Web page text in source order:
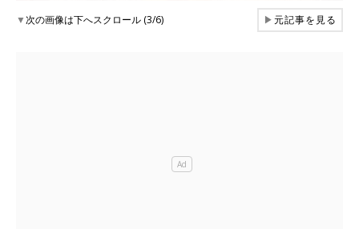
▼次の画像は下へスクロール (3/6) ▶元記事を見る